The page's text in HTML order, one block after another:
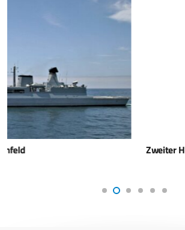
Zweiter Hochseeschlepper für die